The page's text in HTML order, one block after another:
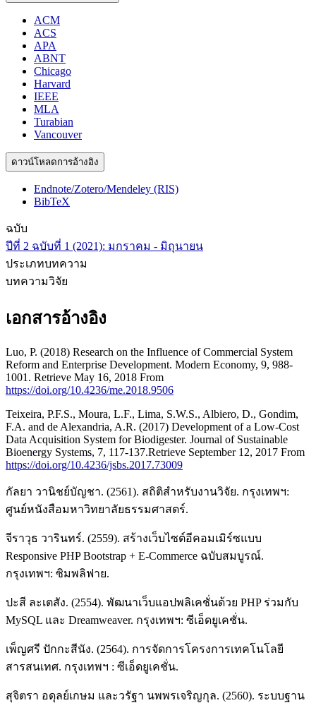
ACM
ACS
APA
ABNT
Chicago
Harvard
IEEE
MLA
Turabian
Vancouver
ดาวน์โหลดการอ้างอิง
Endnote/Zotero/Mendeley (RIS)
BibTeX
ฉบับ
ปีที่ 2 ฉบับที่ 1 (2021): มกราคม - มิถุนายน
ประเภทบทความ
บทความวิจัย
เอกสารอ้างอิง
Luo, P. (2018) Research on the Influence of Commercial System
Reform and Enterprise Development. Modern Economy, 9, 988-
1001. Retrieve May 16, 2018 From
https://doi.org/10.4236/me.2018.9506
Teixeira, P.F.S., Moura, L.F., Lima, S.W.S., Albiero, D., Gondim,
F.A. and de Alexandria, A.R. (2017) Development of a Low-Cost
Data Acquisition System for Biodigester. Journal of Sustainable
Bioenergy Systems, 7, 117-137.Retrieve September 12, 2017 From
https://doi.org/10.4236/jsbs.2017.73009
กัลยา วานิชย์บัญชา. (2561). สถิติสำหรับงานวิจัย. กรุงเทพฯ:
ศูนย์หนังสือมหาวิทยาลัยธรรมศาสตร์.
จีราวุธ วารินทร์. (2559). สร้างเว็บไซต์อีคอมเมิร์ซแบบ
Responsive PHP Bootstrap + E-Commerce ฉบับสมบูรณ์.
กรุงเทพฯ: ซิมพลิฟาย.
ปะสี ละเตสัง. (2554). พัฒนาเว็บแอปพลิเคชั่นด้วย PHP ร่วมกับ
MySQL และ Dreamweaver. กรุงเทพฯ: ซีเอ็ดยูเคชั่น.
เพ็ญศรี ปักกะสีนัง. (2564). การจัดการโครงการเทคโนโลยี
สารสนเทศ. กรุงเทพฯ : ซีเอ็ดยูเคชั่น.
สุจิตรา อดุลย์เกษม และวรัฐา นพพรเจริญกุล. (2560). ระบบฐาน